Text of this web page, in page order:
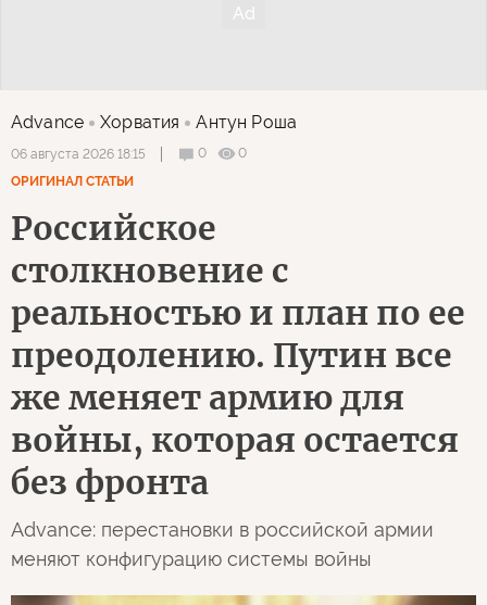
Advance Хорватия Антун Роша
06 августа 2026 18:15 0
0
ОРИГИНАЛ СТАТЬИ
Российское
столкновение с
реальностью и план по ее
преодолению. Путин все
же меняет армию для
войны, которая остается
без фронта
Advance: перестановки в российской армии
меняют конфигурацию системы войны